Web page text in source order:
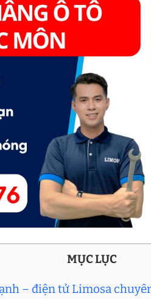
MỤC LỤC
– điện tử Limosa